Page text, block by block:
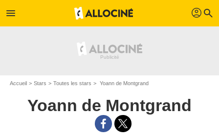
menu profil search
Accueil Stars Toutes les stars Yoann de Montgrand
Yoann de Montgrand